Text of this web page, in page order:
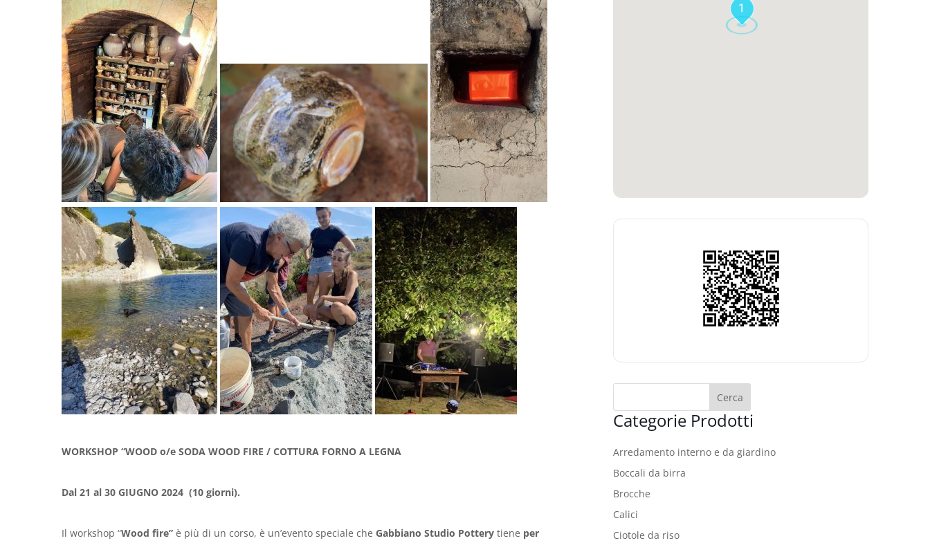
WORKSHOP “WOOD o/e SODA WOOD FIRE / COTTURA FORNO A LEGNA
Dal 21 al 30 GIUGNO 2024 (10 giorni).
Il workshop “Wood fire” è più di un corso, è un’evento speciale che Gabbiano Studio Pottery tiene per
1
Categorie Prodotti
Arredamento interno e da giardino
Boccali da birra
Brocche
Calici
Ciotole da riso